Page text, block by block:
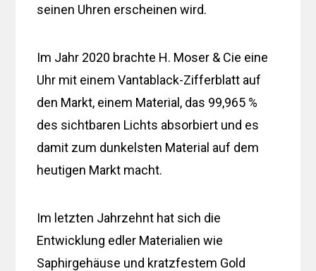
seinen Uhren erscheinen wird.
Im Jahr 2020 brachte H. Moser & Cie eine
Uhr mit einem Vantablack-Zifferblatt auf
den Markt, einem Material, das 99,965 %
des sichtbaren Lichts absorbiert und es
damit zum dunkelsten Material auf dem
heutigen Markt macht.
Im letzten Jahrzehnt hat sich die
Entwicklung edler Materialien wie
Saphirgehäuse und kratzfestem Gold